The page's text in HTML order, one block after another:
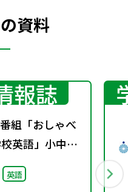
資料
報誌
組「おしゃべ
英語」小中接
ド配信のお知
英語